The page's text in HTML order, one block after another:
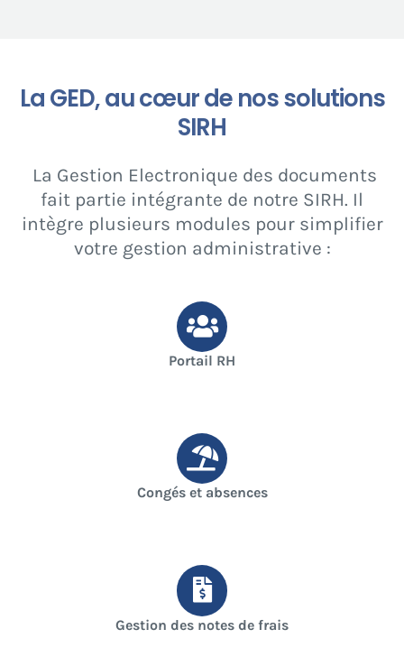
La GED, au cœur de nos solutions
SIRH
La Gestion Electronique des documents
fait partie intégrante de notre SIRH. Il
intègre plusieurs modules pour simplifier
votre gestion administrative :
Portail RH
Congés et absences
Gestion des notes de frais